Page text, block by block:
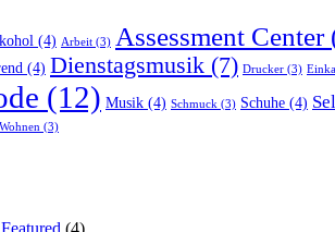
(4) Arbeit (3) Assessment Center
(4) Dienstagsmusik (7) Drucker (3)
(12) Musik (4) Schmuck (3) Schuhe (4)
Wohnen (3)
(4)